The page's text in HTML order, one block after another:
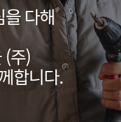
다해
(주)
합니다.